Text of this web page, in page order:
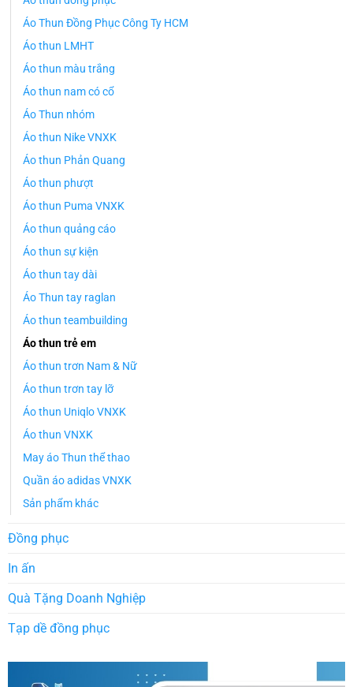
Áo Thun Đồng Phục Công Ty HCM
Áo thun LMHT
Áo thun màu trắng
Áo thun nam có cổ
Áo Thun nhóm
Áo thun Nike VNXK
Áo thun Phản Quang
Áo thun phượt
Áo thun Puma VNXK
Áo thun quảng cáo
Áo thun sự kiện
Áo thun tay dài
Áo Thun tay raglan
Áo thun teambuilding
Áo thun trẻ em
Áo thun trơn Nam & Nữ
Áo thun trơn tay lỡ
Áo thun Uniqlo VNXK
Áo thun VNXK
May áo Thun thể thao
Quần áo adidas VNXK
Sản phẩm khác
Đồng phục
In ấn
Quà Tặng Doanh Nghiệp
Tạp dề đồng phục